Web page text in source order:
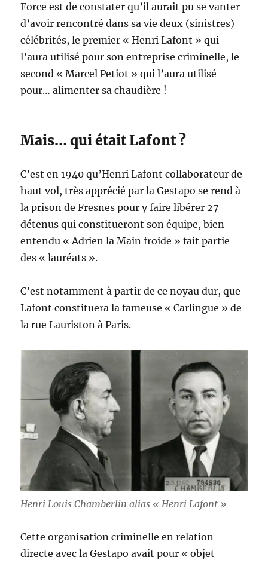
Force est de constater qu’il aurait pu se vanter
d’avoir rencontré dans sa vie deux (sinistres)
célébrités, le premier « Henri Lafont » qui
l’aura utilisé pour son entreprise criminelle, le
second « Marcel Petiot » qui l’aura utilisé
pour… alimenter sa chaudière !
Mais… qui était Lafont ?
C’est en 1940 qu’Henri Lafont collaborateur de
haut vol, très apprécié par la Gestapo se rend à
la prison de Fresnes pour y faire libérer 27
détenus qui constitueront son équipe, bien
entendu « Adrien la Main froide » fait partie
des « lauréats ».
C’est notamment à partir de ce noyau dur, que
Lafont constituera la fameuse « Carlingue » de
la rue Lauriston à Paris.
Henri Louis Chamberlin alias « Henri Lafont »
Cette organisation criminelle en relation
directe avec la Gestapo avait pour « objet